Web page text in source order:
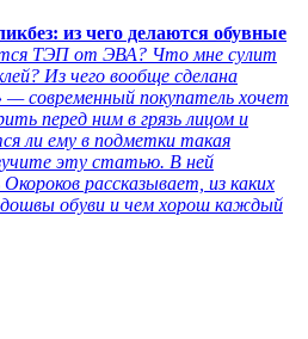
из чего делаются обувные
ТЭП от ЭВА? Что мне сулит
Из чего вообще сделана
современный покупатель хочет
перед ним в грязь лицом и
ли ему в подметки такая
эту статью. В ней
рассказывает, из каких
обуви и чем хорош каждый